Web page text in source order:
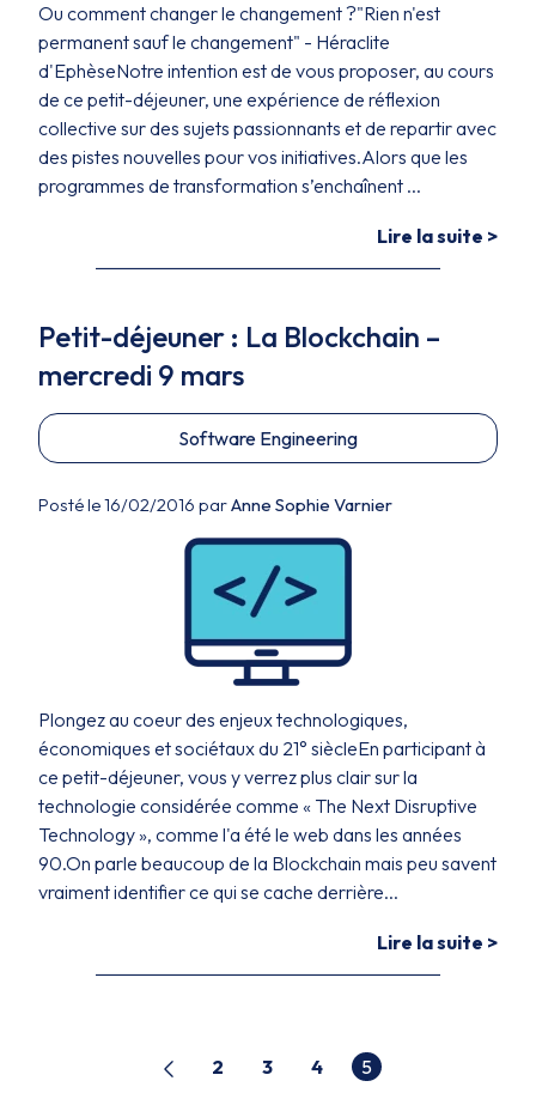
Ou comment changer le changement ?"Rien n'est
permanent sauf le changement" - Héraclite
d'EphèseNotre intention est de vous proposer, au cours
de ce petit-déjeuner, une expérience de réflexion
collective sur des sujets passionnants et de repartir avec
des pistes nouvelles pour vos initiatives.Alors que les
programmes de transformation s’enchaînent ...
Lire la suite >
Petit-déjeuner : La Blockchain –
mercredi 9 mars
Software Engineering
Posté le 16/02/2016 parAnne Sophie Varnier
Plongez au coeur des enjeux technologiques,
économiques et sociétaux du 21° siècleEn participant à
ce petit-déjeuner, vous y verrez plus clair sur la
technologie considérée comme « The Next Disruptive
Technology », comme l'a été le web dans les années
90.On parle beaucoup de la Blockchain mais peu savent
vraiment identifier ce qui se cache derrière...
Lire la suite >
2 3 4 5